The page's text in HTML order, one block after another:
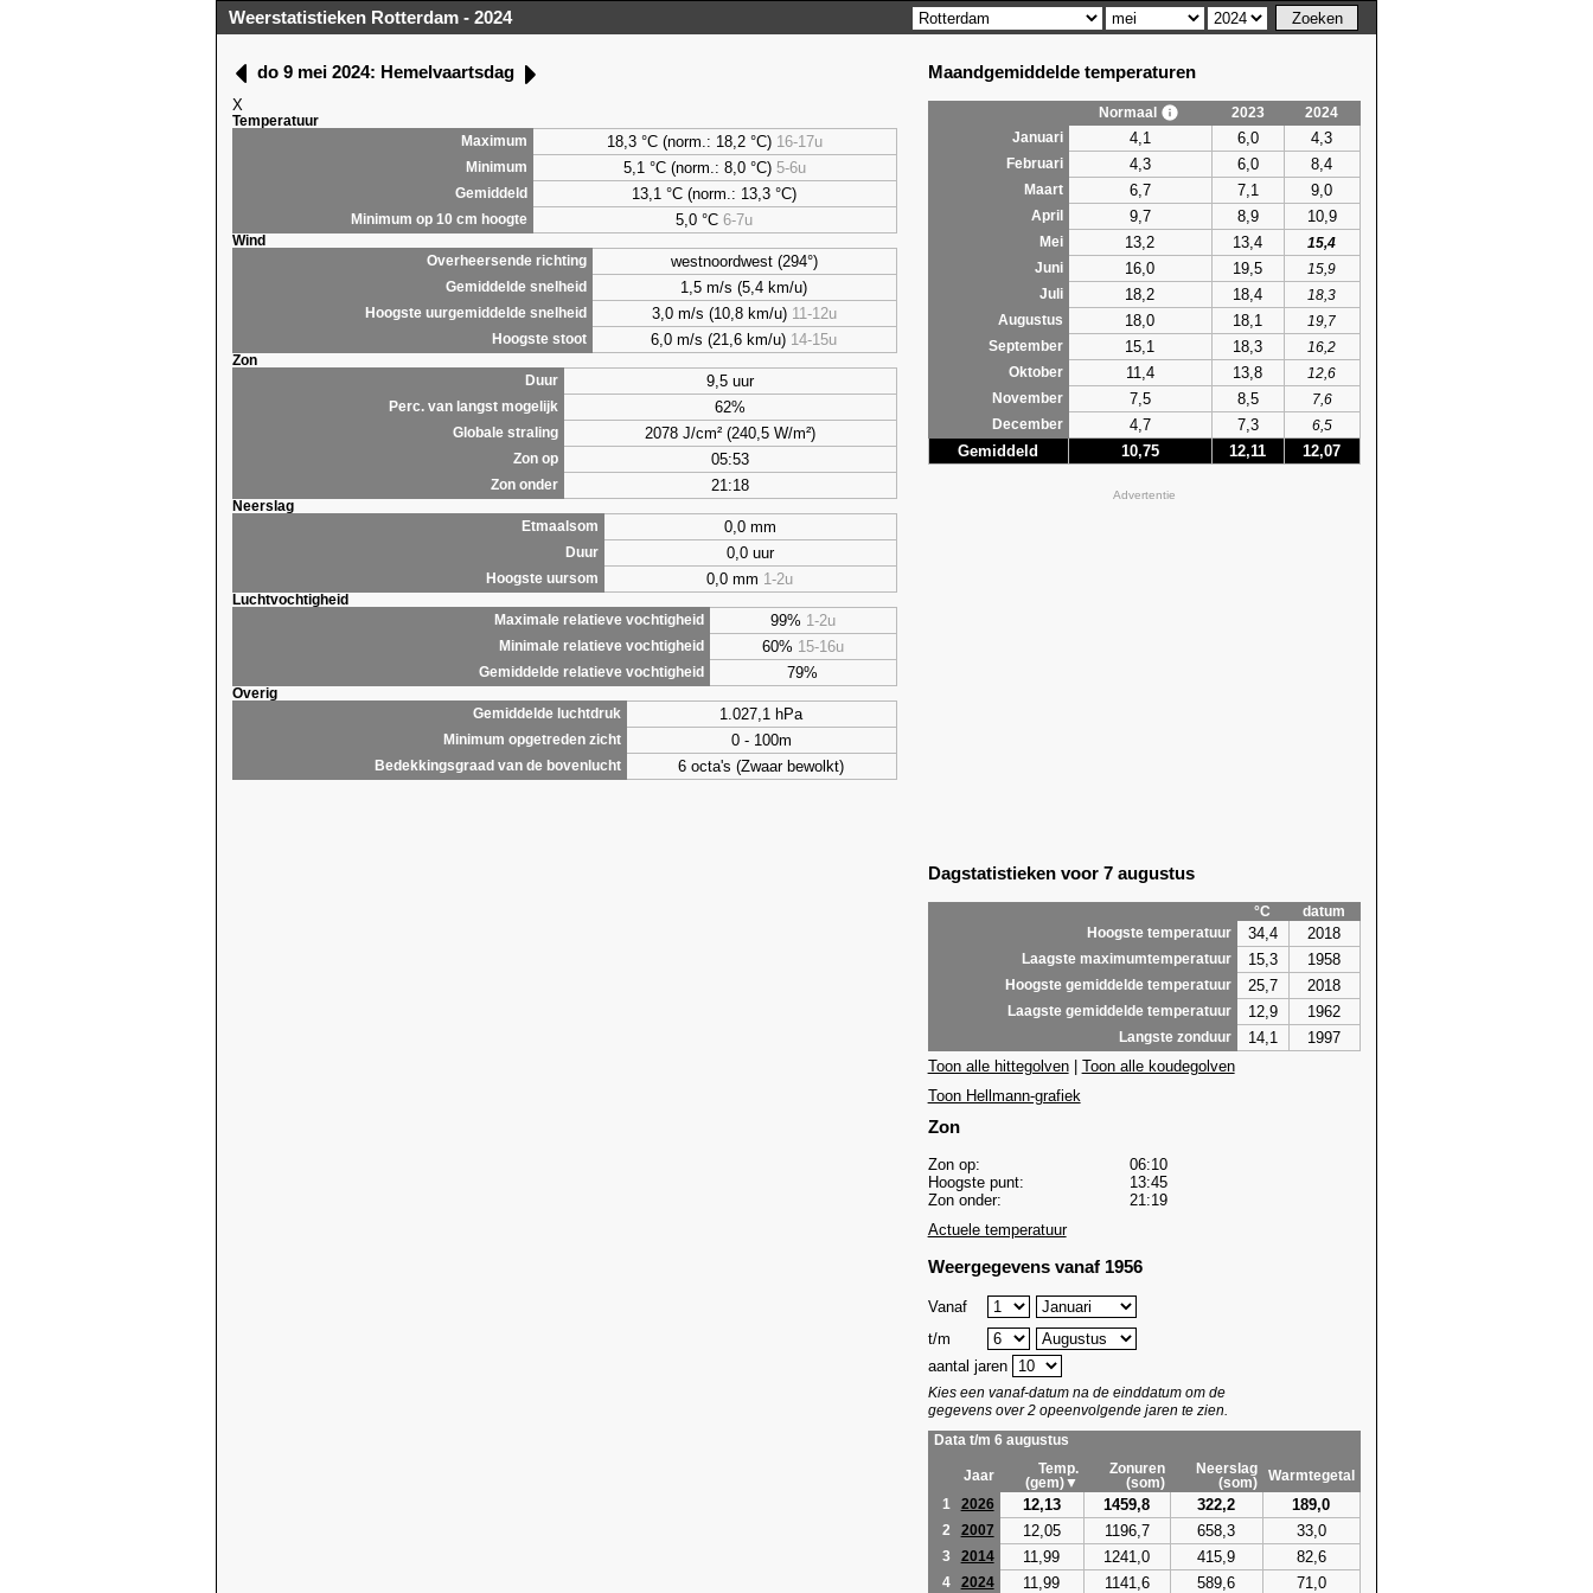
Weerstatistieken Rotterdam - 2024
do 9 mei 2024: Hemelvaartsdag
X
Temperatuur
Maximum
18,3 °C (norm.: 18,2 °C) 16-17u
Minimum 5,1 °C (norm.: 8,0 °C) 5-6u
Gemiddeld 13,1 °C (norm.: 13,3 °C)
Minimum op 10 cm hoogte 5,0 °C6-7u
Wind
Overheersende richting
westnoordwest (294°)
Gemiddelde snelheid 1,5 m/s (5,4 km/u)
Hoogste uurgemiddelde snelheid 3,0 m/s (10,8 km/u) 11-12u
Hoogste stoot 6,0 m/s (21,6 km/u) 14-15u
Zon
Duur
9,5 uur
Perc. van langst mogelijk 62%
Globale straling 2078 J/cm² (240,5 W/m²)
Zon op 05:53
Zon onder 21:18
Neerslag
Etmaalsom
0,0 mm
Duur 0,0 uur
Hoogste uursom 0,0 mm 1-2u
Luchtvochtigheid
Maximale relatieve vochtigheid
99% 1-2u
Minimale relatieve vochtigheid 60% 15-16u
Gemiddelde relatieve vochtigheid 79%
Overig
Gemiddelde luchtdruk
1.027,1 hPa
Minimum opgetreden zicht 0 - 100m
Bedekkingsgraad van de bovenlucht 6 octa's (Zwaar bewolkt)
Maandgemiddelde temperaturen
Normaal 2023
2024
Januari
4,1 6,0 4,3
Februari 4,3 6,0 8,4
Maart 6,7 7,1 9,0
April 9,7 8,9 10,9
Mei 13,2 13,4
15,4
Juni
16,0 19,5
15,9
Juli
18,2 18,4
18,3
Augustus
18,0 18,1
19,7
September
15,1 18,3
16,2
Oktober
11,4 13,8
12,6
November
7,5 8,5
7,6
December
4,7 7,3 6,5
Gemiddeld 10,75 12,11 12,07
Advertentie
Dagstatistieken voor 7 augustus
°C
datum
Hoogste temperatuur
34,4 2018
Laagste maximumtemperatuur 15,3 1958
Hoogste gemiddelde temperatuur 25,7 2018
Laagste gemiddelde temperatuur 12,9 1962
Langste zonduur 14,1
1997
Toon alle hittegolven| Toon alle koudegolven
Toon Hellmann-grafiek
Zon
Zon op:
06:10
Hoogste punt:
13:45
Zon onder:
21:19
Actuele temperatuur
Weergegevens vanaf 1956
Vanaf
t/m
aantal jaren
Kies een vanaf-datum na de einddatum om de
gegevens over 2 opeenvolgende jaren te zien.
Data t/m 6 augustus
Jaar
Temp.
(gem)▼
Zonuren
(som)
Neerslag
(som)
Warmtegetal
1
2026 12,13 1459,8 322,2 189,0
2 2007 12,05 1196,7 658,3 33,0
3 2014 11,99 1241,0 415,9 82,6
4 2024 11,99 1141,6 589,6 71,0